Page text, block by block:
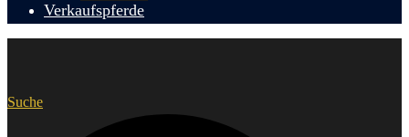
Verkaufspferde
Suche